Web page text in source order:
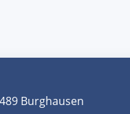
Burghausen